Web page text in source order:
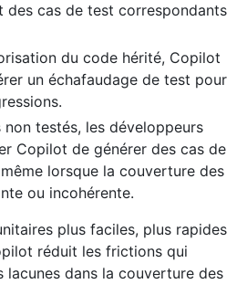
des cas de test correspondants
du code hérité, Copilot
un échafaudage de test pour
non testés, les développeurs
Copilot de générer des cas de
lorsque la couverture des
ou incohérente.
plus faciles, plus rapides
réduit les frictions qui
lacunes dans la couverture des